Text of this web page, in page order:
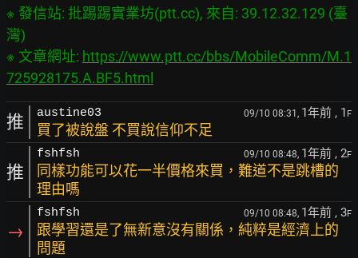
※ 發信站: 批踢踢實業坊(ptt.cc), 來自: 39.12.32.129 (臺
灣)
※ 文章網址: https://www.ptt.cc/bbs/MobileComm/M.1
725928175.A.BF5.html
推 austine03 09/10 08:31, 1年前 , 1 F
買了被說盤 不買說信仰不足
推
fshfsh 09/10 08:48, 1年前 , 2F
同樣功能可以花一半價格來買，難道不是跳槽的
理由嗎
→
fshfsh 09/10 08:48, 1年前 , 3F
跟學習還是了無新意沒有關係，純粹是經濟上的
問題